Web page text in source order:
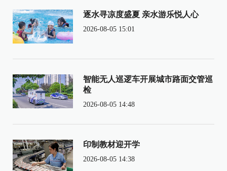
逐水寻凉度盛夏 亲水游乐悦人心
2026-08-05 15:01
智能无人巡逻车开展城市路面交管巡
检
2026-08-05 14:48
印制教材迎开学
2026-08-05 14:38